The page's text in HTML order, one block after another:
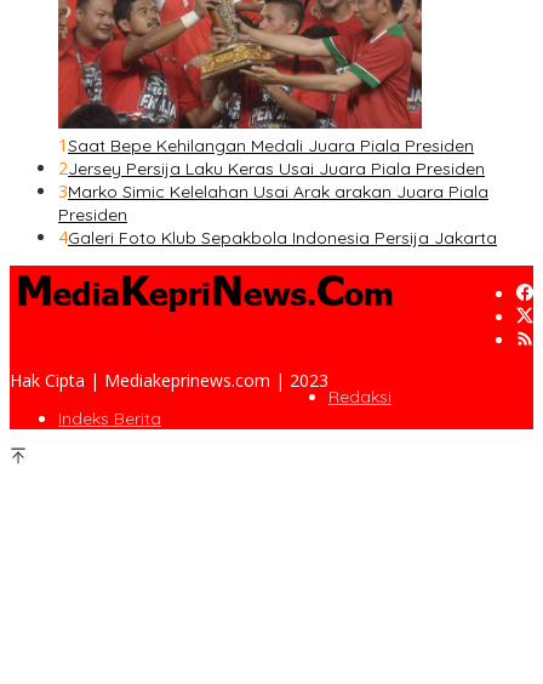
1Saat Bepe Kehilangan Medali Juara Piala Presiden
2Jersey Persija Laku Keras Usai Juara Piala Presiden
3Marko Simic Kelelahan Usai Arak arakan Juara Piala
Presiden
4Galeri Foto Klub Sepakbola Indonesia Persija Jakarta
Hak Cipta | Mediakeprinews.com | 2023
Redaksi
Indeks Berita